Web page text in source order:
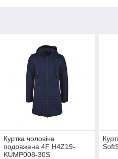
Куртка чоловіча
подовжена 4F H4Z19-
KUMP008-30S